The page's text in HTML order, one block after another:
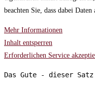
beachten Sie, dass dabei
Mehr Informationen
Inhalt entsperren
Erforderlichen Service
Das Gute - dieser